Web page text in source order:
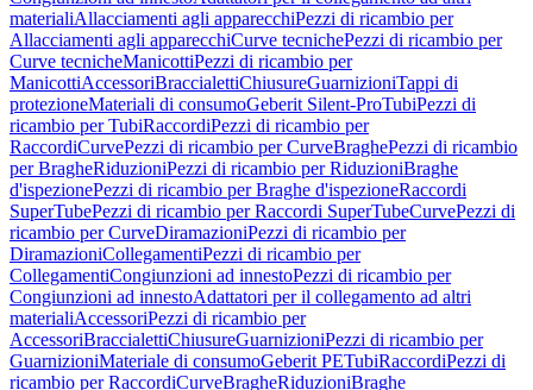
materialiAllacciamenti agli apparecchiPezzi di ricambio per
Allacciamenti agli apparecchiCurve tecnichePezzi di ricambio per
Curve tecnicheManicottiPezzi di ricambio per
ManicottiAccessoriBraccialettiChiusureGuarnizioniTappi di
protezioneMateriali di consumoGeberit Silent-ProTubiPezzi di
ricambio per TubiRaccordiPezzi di ricambio per
RaccordiCurvePezzi di ricambio per CurveBraghePezzi di ricambio
per BragheRiduzioniPezzi di ricambio per RiduzioniBraghe
d'ispezionePezzi di ricambio per Braghe d'ispezioneRaccordi
SuperTubePezzi di ricambio per Raccordi SuperTubeCurvePezzi di
ricambio per CurveDiramazioniPezzi di ricambio per
DiramazioniCollegamentiPezzi di ricambio per
CollegamentiCongiunzioni ad innestoPezzi di ricambio per
Congiunzioni ad innestoAdattatori per il collegamento ad altri
materialiAccessoriPezzi di ricambio per
AccessoriBraccialettiChiusureGuarnizioniPezzi di ricambio per
GuarnizioniMateriale di consumoGeberit PETubiRaccordiPezzi di
ricambio per RaccordiCurveBragheRiduzioniBraghe